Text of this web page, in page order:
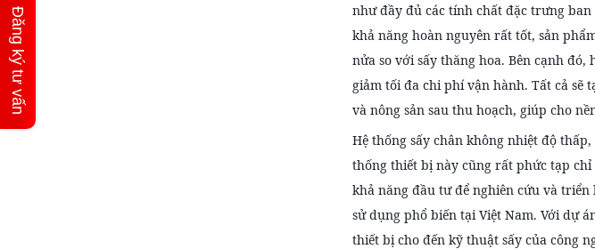
như đầy đủ các tính chất đặc trưng
khả năng hoàn nguyên rất tốt, sản
nửa so với sấy thăng hoa. Bên cạnh
giảm tối đa chi phí vận hành. Tất cả sẽ
và nông sản sau thu hoạch, giúp cho
Hệ thống sấy chân không nhiệt độ
thống thiết bị này cũng rất phức tạp chỉ
khả năng đầu tư để nghiên cứu và
sử dụng phổ biến tại Việt Nam. Với dự
thiết bị cho đến kỹ thuật sấy của công
Đăng ký tư vấn